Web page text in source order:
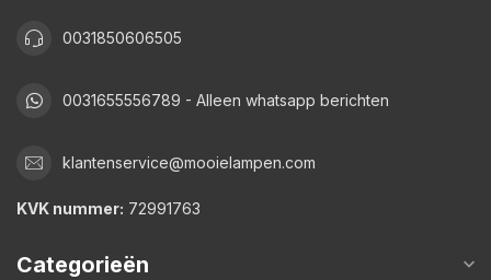
0031850606505
0031655556789 - Alleen whatsapp berichten
klantenservice@mooielampen.com
KVK nummer: 72991763
Categorieën